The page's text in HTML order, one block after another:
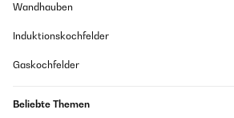
Wandhauben
Induktionskochfelder
Gaskochfelder
Beliebte Themen